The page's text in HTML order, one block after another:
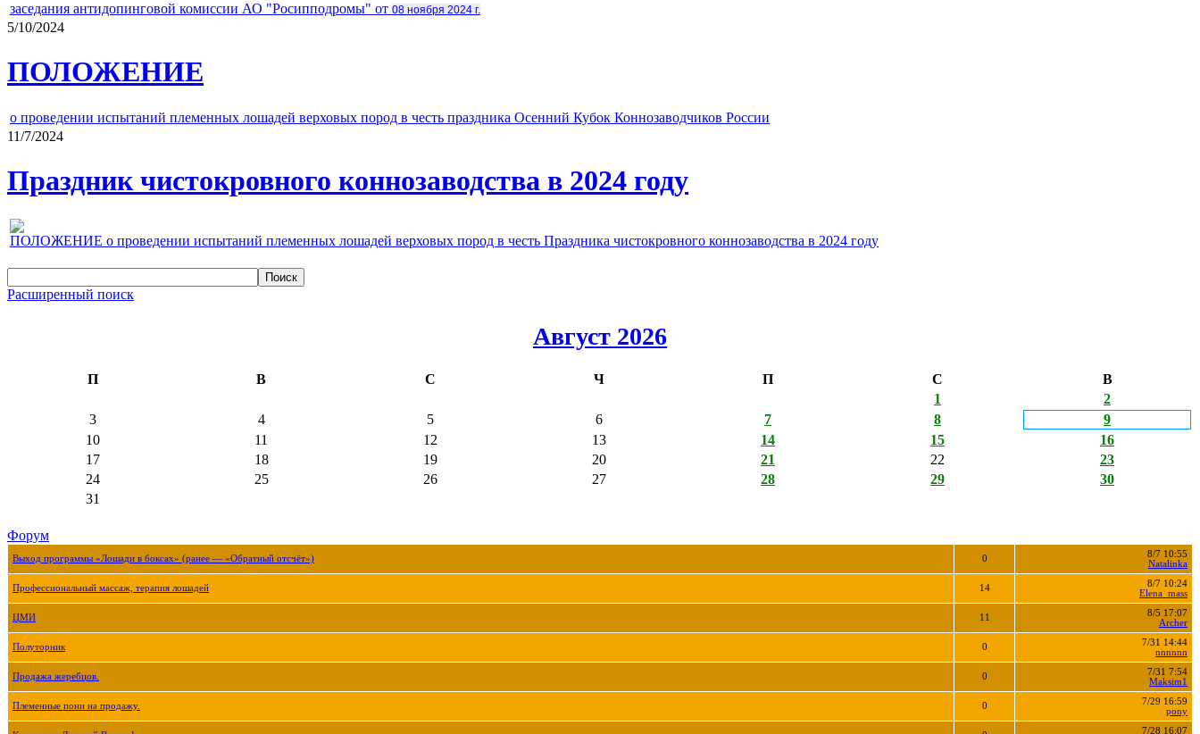
заседания антидопинговой комиссии АО "Росипподромы" от 08 ноября 2024 г.
5/10/2024
ПОЛОЖЕНИЕ
о проведении испытаний племенных лошадей верховых пород в честь праздника Осенний Кубок Коннозаводчиков России
11/7/2024
Праздник чистокровного коннозаводства в 2024 году
ПОЛОЖЕНИЕ о проведении испытаний племенных лошадей верховых пород в честь Праздника чистокровного коннозаводства в 2024 году
Расширенный поиск
Август 2026
П В С Ч П С
В
1
2
3
4 5 6 7 8
9
10
11 12 13 14 15
16
17
18 19 20 21 22
23
24
25 26 27 28 29
30
31
Форум
Выход программы «Лошади в боксах» (ранее — «Обратный отсчёт») 0
8/7 10:55
Natalinka
Профессиональный массаж, терапия лошадей 14
8/7 10:24
Elena_mass
ЦМИ 11
8/5 17:07
Archer
Полуторник 0
7/31 14:44
nnnnnn
Продажа жеребцов. 0
7/31 7:54
Maksim1
Племенные пони на продажу. 0
7/29 16:59
pony
7/28 16:07